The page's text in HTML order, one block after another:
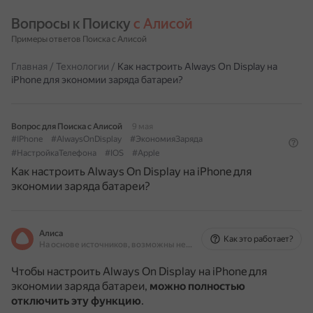
Вопросы к Поиску с Алисой
Примеры ответов Поиска с Алисой
Главная / Технологии / Как настроить Always On Display на
iPhone для экономии заряда батареи?
Вопрос для Поиска с Алисой
9 мая
#IPhone
#AlwaysOnDisplay
#ЭкономияЗаряда
#НастройкаТелефона
#IOS #Apple
Как настроить Always On Display на iPhone для
экономии заряда батареи?
Алиса
На основе источников, возможны неточности
Как это работает?
Чтобы настроить Always On Display на iPhone для
экономии заряда батареи, можно полностью
отключить эту функцию.